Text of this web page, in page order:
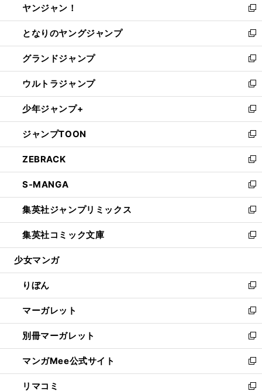
く
で
開
く
ィ
ン
ド
ウ
で
開
く
い
ウ
ィ
ン
ド
ウ
で
開
く
ヤンジャン！
新
し
い
ウ
ィ
ン
ド
ウ
で
開
く
となりのヤングジャンプ
新
し
い
ウ
ィ
ン
ド
ウ
で
開
く
グランドジャンプ
新
し
い
ウ
ィ
ン
ド
ウ
で
開
く
ウルトラジャンプ
新
し
い
ウ
ィ
ン
ド
ウ
で
開
く
少年ジャンプ+
新
し
い
ウ
ィ
ン
ド
ウ
で
開
く
ジャンプTOON
新
し
い
ウ
ィ
ン
ド
ウ
で
開
ZEBRACK
新
し
い
ウ
ィ
ン
ド
ウ
開
く
S-MANGA
新
し
い
ウ
ィ
ン
ウ
で
開
く
集英社ジャンプリミックス
新
し
い
ウ
ン
ド
ウ
で
開
く
集英社コミック文庫
新
し
ウ
ィ
ン
ド
ウ
で
開
く
少女マンガ
りぼん
新
し
い
ウ
ィ
ン
ド
ウ
で
マーガレット
新
し
い
ウ
ィ
ン
ド
別冊マーガレット
新
し
い
ウ
ィ
マンガMee公式サイト
新
し
い
リマコミ
新